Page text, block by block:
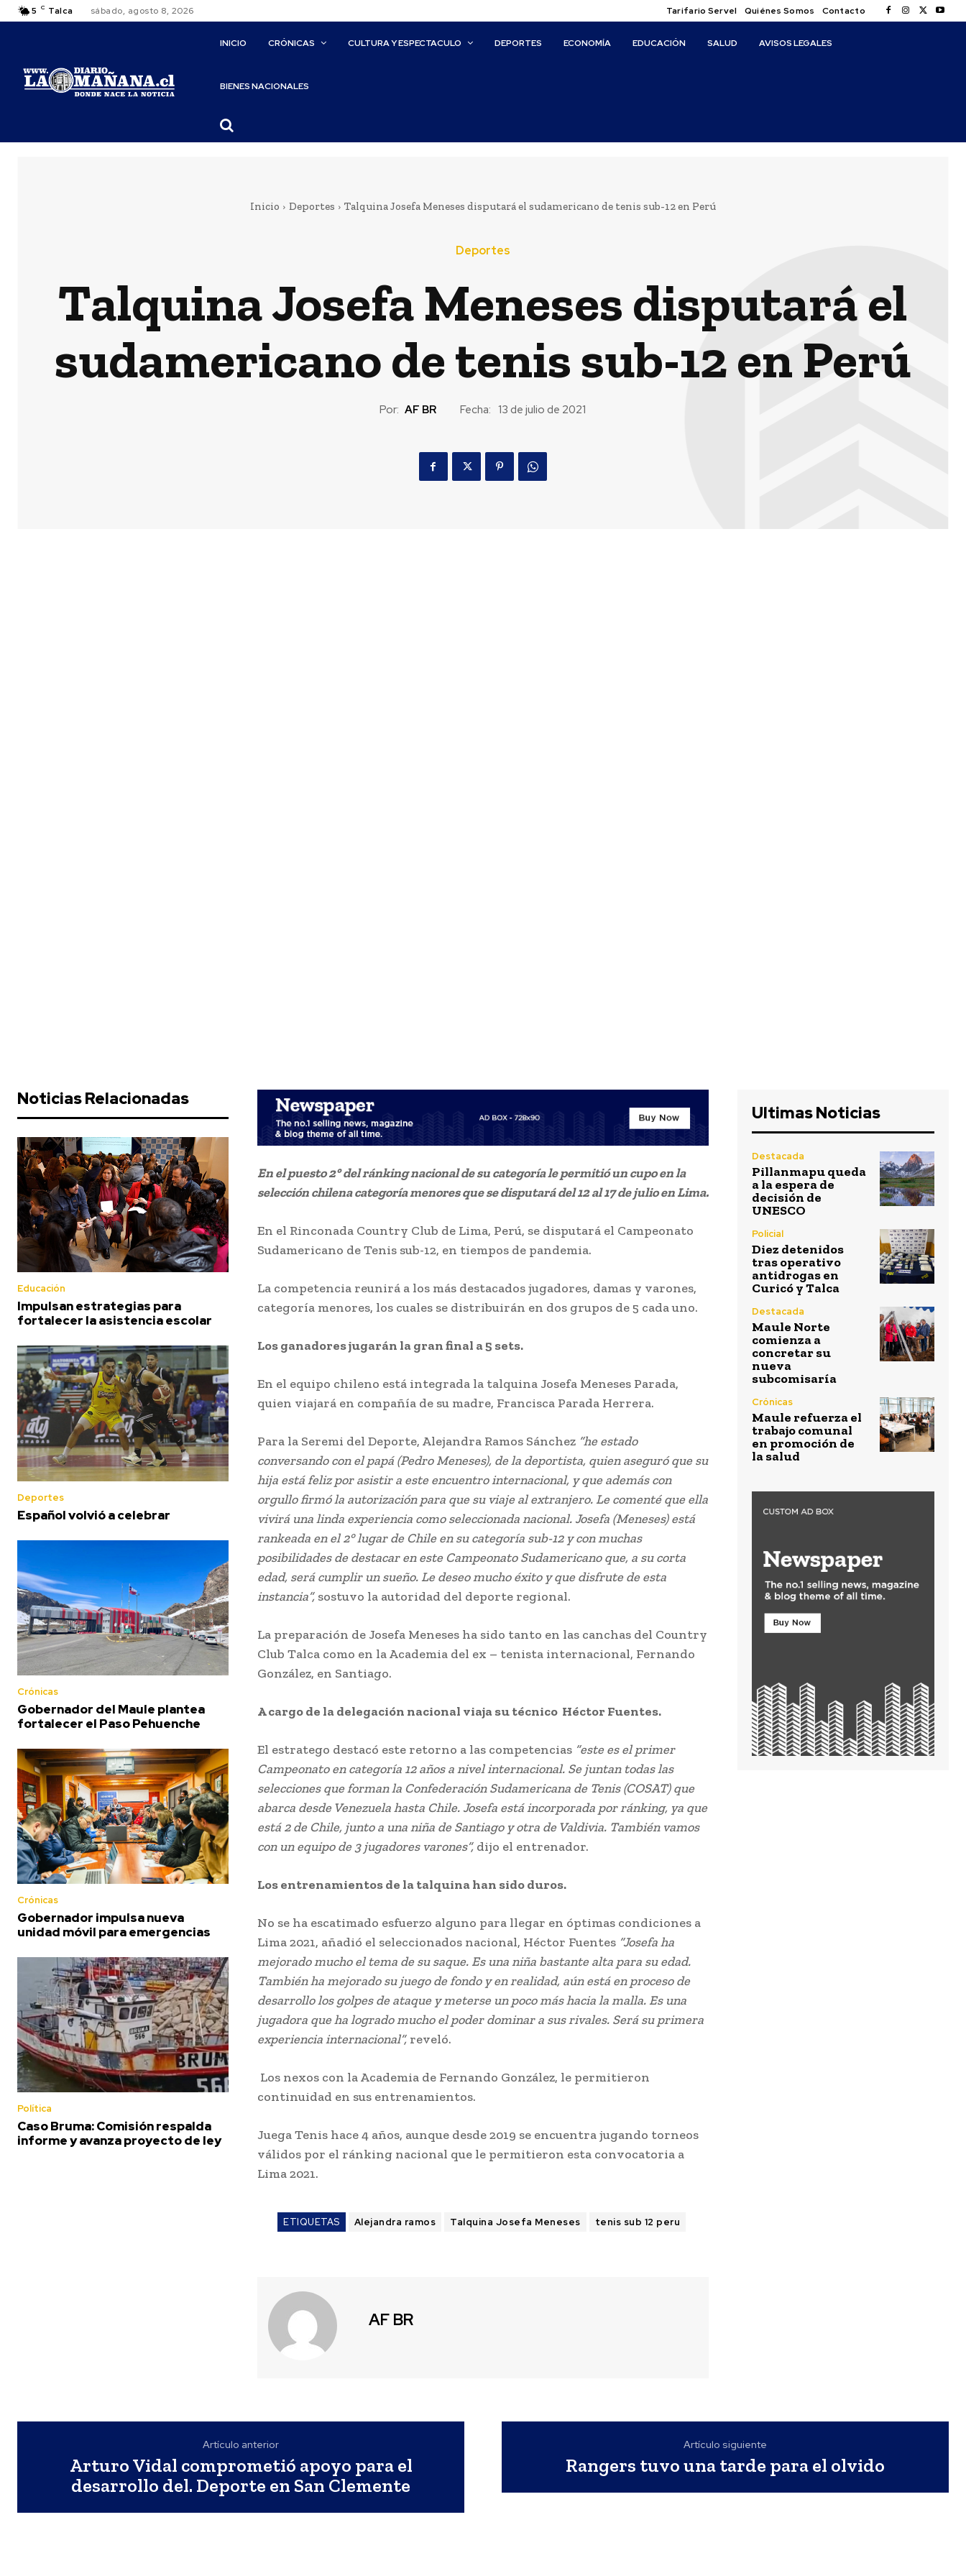
5 C Talca sábado, agosto 8, 2026 Tarifario Servel Quiénes Somos Contacto
INICIO CRÓNICAS CULTURA Y ESPECTACULO DEPORTES ECONOMÍA EDUCACIÓN SALUD AVISOS LEGALES
BIENES NACIONALES
Inicio Deportes Talquina Josefa Meneses disputará el sudamericano de tenis sub-12 en Perú
Deportes
Talquina Josefa Meneses disputará el
sudamericano de tenis sub-12 en Perú
Por: AF BR Fecha: 13 de julio de 2021
Noticias Relacionadas
Educación
Impulsan estrategias para
fortalecer la asistencia escolar
Deportes
Español volvió a celebrar
Crónicas
Gobernador del Maule plantea
fortalecer el Paso Pehuenche
Crónicas
Gobernador impulsa nueva
unidad móvil para emergencias
Política
Caso Bruma: Comisión respalda
informe y avanza proyecto de ley
En el puesto 2° del ránking nacional de su categoría le permitió un cupo en la
selección chilena categoría menores que se disputará del 12 al 17 de julio en Lima.
En el Rinconada Country Club de Lima, Perú, se disputará el Campeonato
Sudamericano de Tenis sub-12, en tiempos de pandemia.
La competencia reunirá a los más destacados jugadores, damas y varones,
categoría menores, los cuales se distribuirán en dos grupos de 5 cada uno.
Los ganadores jugarán la gran final a 5 sets.
En el equipo chileno está integrada la talquina Josefa Meneses Parada,
quien viajará en compañía de su madre, Francisca Parada Herrera.
Para la Seremi del Deporte, Alejandra Ramos Sánchez “he estado
conversando con el papá (Pedro Meneses), de la deportista, quien aseguró que su
hija está feliz por asistir a este encuentro internacional, y que además con
orgullo firmó la autorización para que su viaje al extranjero. Le comenté que ella
vivirá una linda experiencia como seleccionada nacional. Josefa (Meneses) está
rankeada en el 2° lugar de Chile en su categoría sub-12 y con muchas
posibilidades de destacar en este Campeonato Sudamericano que, a su corta
edad, será cumplir un sueño. Le deseo mucho éxito y que disfrute de esta
instancia”, sostuvo la autoridad del deporte regional.
La preparación de Josefa Meneses ha sido tanto en las canchas del Country
Club Talca como en la Academia del ex – tenista internacional, Fernando
González, en Santiago.
A cargo de la delegación nacional viaja su técnico Héctor Fuentes.
El estratego destacó este retorno a las competencias “este es el primer
Campeonato en categoría 12 años a nivel internacional. Se juntan todas las
selecciones que forman la Confederación Sudamericana de Tenis (COSAT) que
abarca desde Venezuela hasta Chile. Josefa está incorporada por ránking, ya que
está 2 de Chile, junto a una niña de Santiago y otra de Valdivia. También vamos
con un equipo de 3 jugadores varones”, dijo el entrenador.
Los entrenamientos de la talquina han sido duros.
No se ha escatimado esfuerzo alguno para llegar en óptimas condiciones a
Lima 2021, añadió el seleccionados nacional, Héctor Fuentes “Josefa ha
mejorado mucho el tema de su saque. Es una niña bastante alta para su edad.
También ha mejorado su juego de fondo y en realidad, aún está en proceso de
desarrollo los golpes de ataque y meterse un poco más hacia la malla. Es una
jugadora que ha logrado mucho el poder dominar a sus rivales. Será su primera
experiencia internacional”, reveló.
Los nexos con la Academia de Fernando González, le permitieron
continuidad en sus entrenamientos.
Juega Tenis hace 4 años, aunque desde 2019 se encuentra jugando torneos
válidos por el ránking nacional que le permitieron esta convocatoria a
Lima 2021.
ETIQUETAS Alejandra ramos Talquina Josefa Meneses tenis sub 12 peru
AF BR
Ultimas Noticias
Destacada
Pillanmapu queda
a la espera de
decisión de
UNESCO
Policial
Diez detenidos
tras operativo
antidrogas en
Curicó y Talca
Destacada
Maule Norte
comienza a
concretar su
nueva
subcomisaría
Crónicas
Maule refuerza el
trabajo comunal
en promoción de
la salud
Artículo anterior
Arturo Vidal comprometió apoyo para el
desarrollo del. Deporte en San Clemente
Artículo siguiente
Rangers tuvo una tarde para el olvido